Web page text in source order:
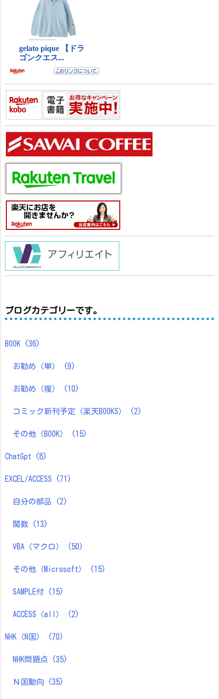
ブログカテゴリーです。
BOOK (36)
お勧め（単） (9)
お勧め（複） (10)
コミック新刊予定（楽天BOOKS） (2)
その他（BOOK） (15)
ChatGpt (8)
EXCEL/ACCESS (71)
自分の部品 (2)
関数 (13)
VBA（マクロ） (50)
その他（Microsoft） (15)
SAMPLE付 (15)
ACCESS（all） (2)
NHK（N国） (70)
NHK問題点 (35)
Ｎ国動向 (35)